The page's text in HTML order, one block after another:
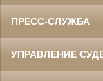
ПРЕСС-СЛУЖБА
УПРАВЛЕНИЕ